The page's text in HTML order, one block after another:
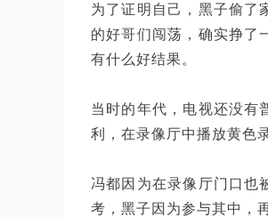
为了证明自己，黑子偷了
的好哥们闯荡，确实挣了
有什么好结果。
当时的年代，电视还没有
利，在录像厅中播放黄色
冯都因为在录像厅门口也
考，黑子因为参与其中，